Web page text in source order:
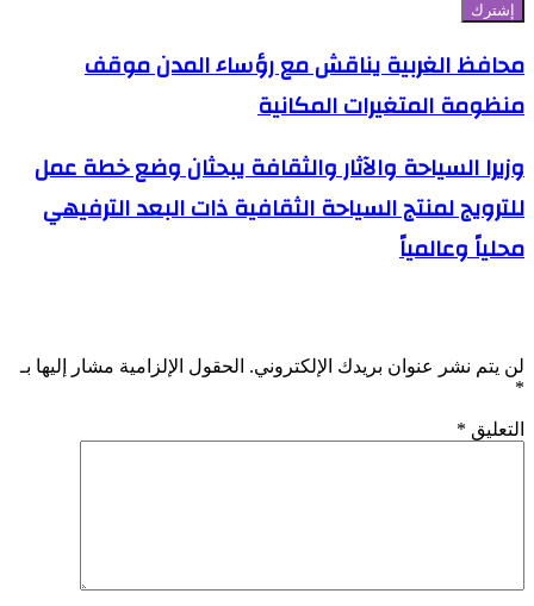
محافظ الغربية يناقش مع رؤساء المدن موقف
منظومة المتغيرات المكانية
وزيرا السياحة والآثار والثقافة يبحثان وضع خطة عمل
للترويج لمنتج السياحة الثقافية ذات البعد الترفيهي
محلياً وعالمياً
لن يتم نشر عنوان بريدك الإلكتروني. الحقول الإلزامية مشار إليها بـ
*
التعليق *